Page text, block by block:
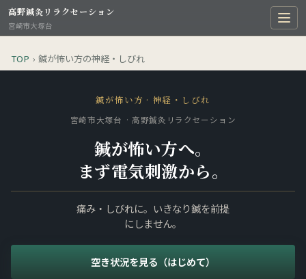
高野鍼灸リラクセーション
宮崎市大塚台
TOP › 鍼が怖い方の神経・しびれ
鍼が怖い方 · 神経・しびれ
宮崎市大塚台 · 高野鍼灸リラクセーション
鍼が怖い方へ。
まず電気刺激から。
痛み・しびれに。いきなり鍼を前提
にしません。
空き状況を見る（はじめて）